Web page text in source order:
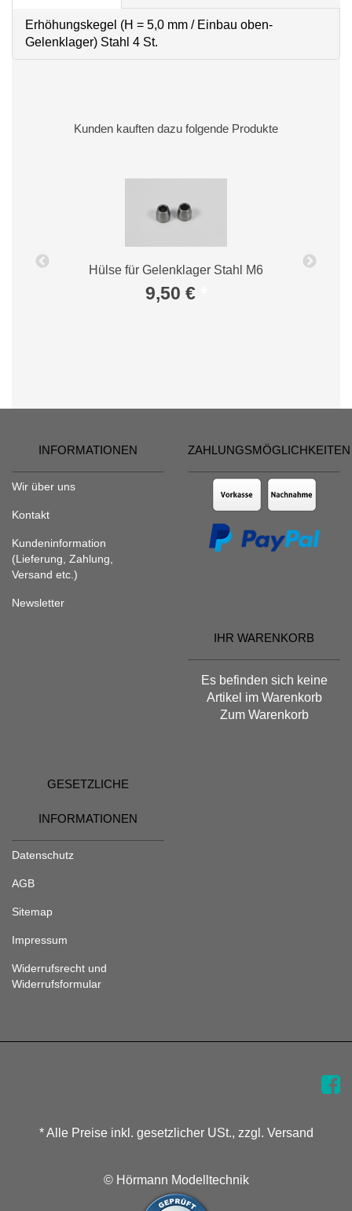
Erhöhungskegel (H = 5,0 mm / Einbau oben-
Gelenklager) Stahl 4 St.
Kunden kauften dazu folgende Produkte
Hülse für Gelenklager Stahl M6
9,50 €
INFORMATIONEN
Wir über uns
Kontakt
Kundeninformation
(Lieferung, Zahlung,
Versand etc.)
Newsletter
ZAHLUNGSMÖGLICHKEITEN
IHR WARENKORB
Es befinden sich keine
Artikel im Warenkorb
Zum Warenkorb
GESETZLICHE
INFORMATIONEN
Datenschutz
AGB
Sitemap
Impressum
Widerrufsrecht und
Widerrufsformular
* Alle Preise inkl. gesetzlicher USt., zzgl. Versand
© Hörmann Modelltechnik